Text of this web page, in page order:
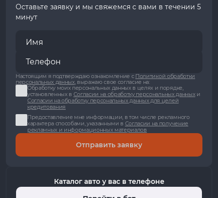
Оставьте заявку и мы свяжемся с вами в течении 5
минут
Настоящим я подтверждаю ознакомление с Политикой обработки
персональных данных, выражаю свое согласие на:
Обработку моих персональных данных в целях и порядке,
установленных в Согласии на обработку персональных данныхи
Согласии на обработку персональных данных для целей
кредитования
Предоставление мне информации, в том числе рекламного
характера способами, указанными в Согласии на получение
рекламных и информационных материалов
Отправить заявку
Каталог авто у вас в телефоне